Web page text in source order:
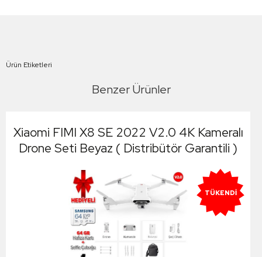
Ürün Etiketleri
Benzer Ürünler
Xiaomi FIMI X8 SE 2022 V2.0 4K Kameralı
Drone Seti Beyaz ( Distribütör Garantili )
TÜKENDI